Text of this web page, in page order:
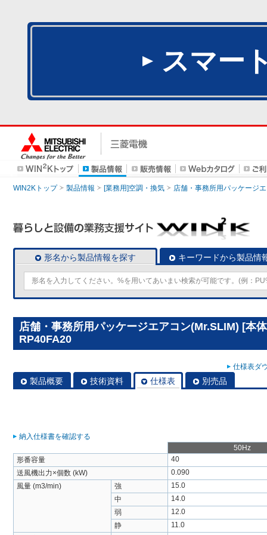
スマー
WIN2Kトップ 製品情報 [業務用]空調・換気 店舗・事務所用パッケージ
形名から製品情報を探す キーワードから製品情
店舗・事務所用パッケージエアコン(Mr.SLIM) [本
RP40FA20
仕様表ダ
製品概要 技術資料 仕様表 別売品
納入仕様書を確認する
50Hz
形番容量
40
送風機出力×個数 (kW)
0.090
風量 (m3/min)
強
15.0
中
14.0
弱
12.0
静
11.0